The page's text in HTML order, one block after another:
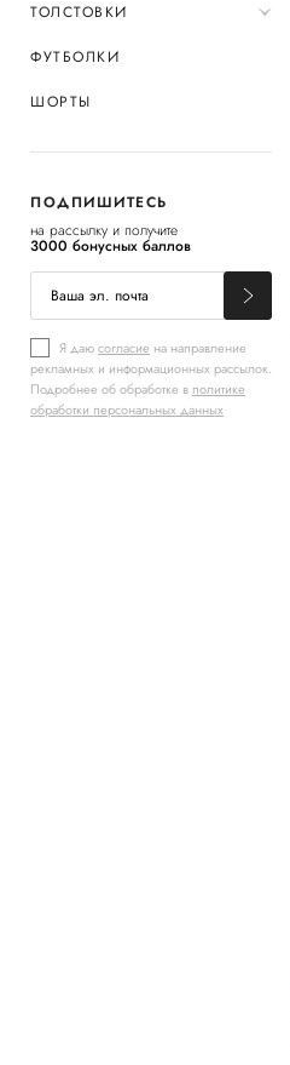
ТОЛСТОВКИ
ФУТБОЛКИ
ШОРТЫ
ПОДПИШИТЕСЬ
на рассылку и получите
3000 бонусных баллов
Я даюсогласие на направление
рекламных и информационных рассылок.
Подробнее об обработке в политике
обработки персональных данных